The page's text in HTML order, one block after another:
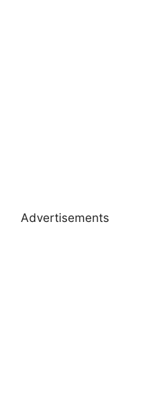
Advertisements